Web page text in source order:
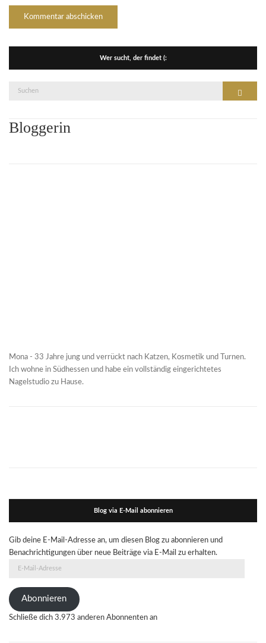
Wer sucht, der findet (:
Suche
Bloggerin
Mona - 33 Jahre jung und verrückt nach Katzen, Kosmetik und Turnen.
Ich wohne in Südhessen und habe ein vollständig eingerichtetes
Nagelstudio zu Hause.
Blog via E-Mail abonnieren
Gib deine E-Mail-Adresse an, um diesen Blog zu abonnieren und
Benachrichtigungen über neue Beiträge via E-Mail zu erhalten.
Adresse
Abonnieren
Schließe dich 3.973 anderen Abonnenten an